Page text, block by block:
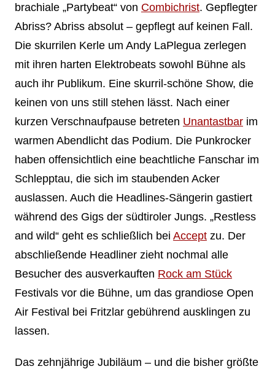
brachiale „Partybeat“ von Combichrist. Gepflegter
Abriss? Abriss absolut – gepflegt auf keinen Fall.
Die skurrilen Kerle um Andy LaPlegua zerlegen
mit ihren harten Elektrobeats sowohl Bühne als
auch ihr Publikum. Eine skurril-schöne Show, die
keinen von uns still stehen lässt. Nach einer
kurzen Verschnaufpause betreten Unantastbarim
warmen Abendlicht das Podium. Die Punkrocker
haben offensichtlich eine beachtliche Fanschar im
Schlepptau, die sich im staubenden Acker
auslassen. Auch die Headlines-Sängerin gastiert
während des Gigs der südtiroler Jungs. „Restless
and wild“ geht es schließlich bei Acceptzu. Der
abschließende Headliner zieht nochmal alle
Besucher des ausverkauften Rock am Stück
Festivals vor die Bühne, um das grandiose Open
Air Festival bei Fritzlar gebührend ausklingen zu
lassen.
Das zehnjährige Jubiläum – und die bisher größte